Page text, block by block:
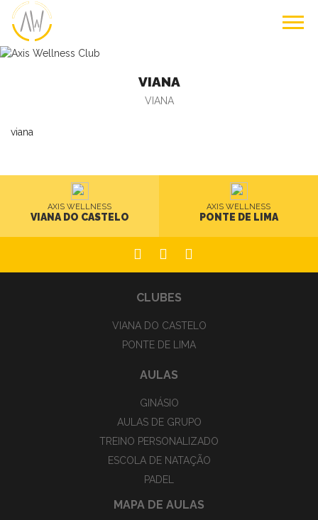
VIANA
VIANA
viana
AXIS WELLNESS
VIANA DO CASTELO
AXIS WELLNESS
PONTE DE LIMA
CLUBES
VIANA DO CASTELO
PONTE DE LIMA
AULAS
GINÁSIO
AULAS DE GRUPO
TREINO PERSONALIZADO
ESCOLA DE NATAÇÃO
PADEL
MAPA DE AULAS